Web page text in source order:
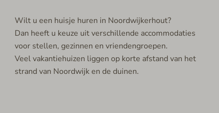
Wilt u een huisje huren in Noordwijkerhout?
Dan heeft u keuze uit verschillende accommodaties
voor stellen, gezinnen en vriendengroepen.
Veel vakantiehuizen liggen op korte afstand van het
strand van Noordwijk en de duinen.